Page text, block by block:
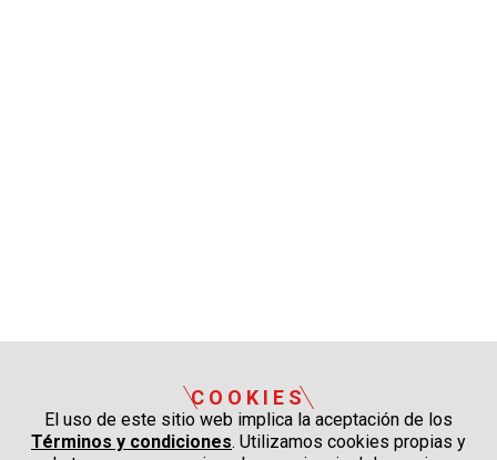
COOKIES
El uso de este sitio web implica la aceptación de los
Términos y condiciones. Utilizamos cookies propias y